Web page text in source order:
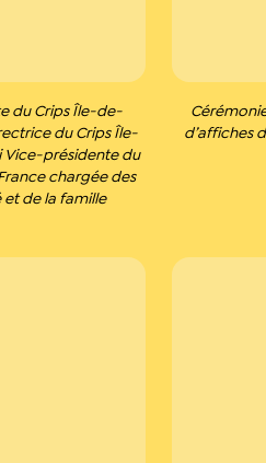
du Crips Île-de-
du Crips Île-
Vice-présidente du
chargée des
et de la famille
d’affiches